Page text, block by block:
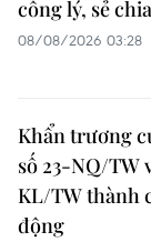
công lý, sẻ
08/08/2026 03:28
Khẩn trương
số 23-NQ/TW
KL/TW thành
động